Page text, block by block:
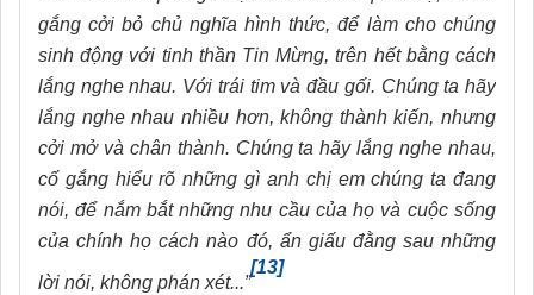
gắng cởi bỏ chủ nghĩa hình thức, để làm cho chúng
sinh động với tinh thần Tin Mừng, trên hết bằng cách
lắng nghe nhau. Với trái tim và đầu gối. Chúng ta hãy
lắng nghe nhau nhiều hơn, không thành kiến, nhưng
cởi mở và chân thành. Chúng ta hãy lắng nghe nhau,
cố gắng hiểu rõ những gì anh chị em chúng ta đang
nói, để nắm bắt những nhu cầu của họ và cuộc sống
của chính họ cách nào đó, ẩn giấu đằng sau những
lời nói, không phán xét...”
[13]